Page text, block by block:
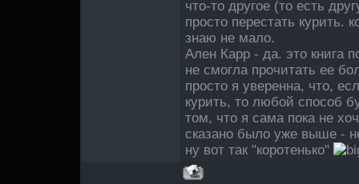
что-то другое (то есть
просто перестать курить.
знаю не мало.
Ален Карр - да. это книга
не смогла прочитать ее
просто я уверенна, что,
курить, то любой способ
том, что я сама пока не
сказано было уже выше -
ну вот так "коротенько"